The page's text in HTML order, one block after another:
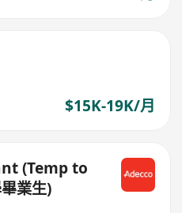
$15K-19K/月
(Temp to
業生)